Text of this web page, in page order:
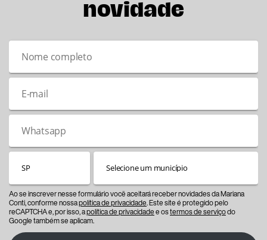
novidade
Ao se inscrever nesse formulário você aceitará receber novidades da Mariana
Conti, conforme nossapolítica de privacidade. Este site é protegido pelo
reCAPTCHA e, por isso, apolítica de privacidadee ostermos de serviçodo
Google também se aplicam.